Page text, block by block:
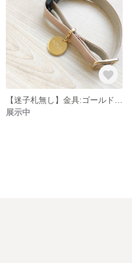
展示中